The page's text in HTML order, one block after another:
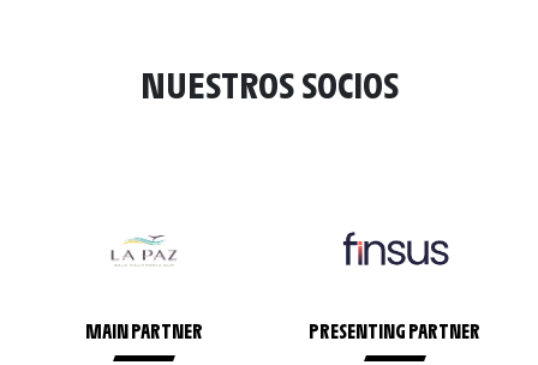
NUESTROS SOCIOS
MAIN PARTNER PRESENTING PARTNER